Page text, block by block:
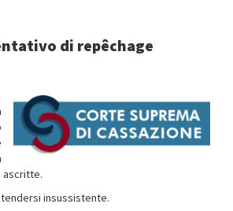
di repêchage
ascritte.
insussistente.